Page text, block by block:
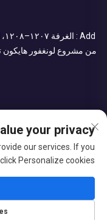
من مشروع لونغفور هايكون
جميع الحقوق محفوظة
مدونة
your privacy
our services. If you
Personalize cookies.